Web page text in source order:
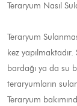
Teraryum Nasıl
Teraryum
kez
bardağı ya da su
teraryumların
Teraryum